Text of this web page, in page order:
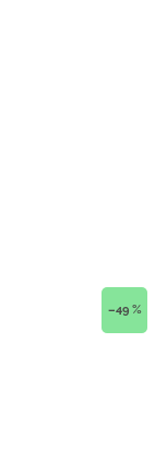
–49 %